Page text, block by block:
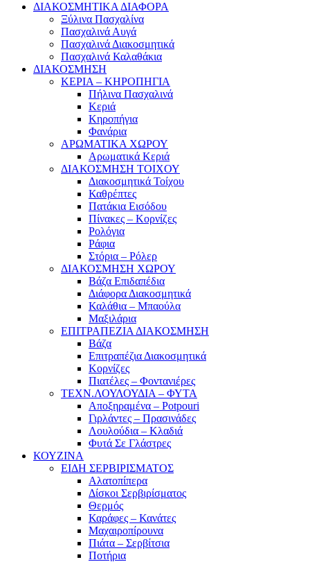
ΔΙΑΚΟΣΜΗΤΙΚΑ ΔΙΑΦΟΡΑ
Ξύλινα Πασχαλίνα
Πασχαλινά Αυγά
Πασχαλινά Διακοσμητικά
Πασχαλινά Καλαθάκια
ΔΙΑΚΟΣΜΗΣΗ
ΚΕΡΙΑ – ΚΗΡΟΠΗΓΙΑ
Πήλινα Πασχαλινά
Κεριά
Κηροπήγια
Φανάρια
ΑΡΩΜΑΤΙΚΑ ΧΩΡΟΥ
Αρωματικά Κεριά
ΔΙΑΚΟΣΜΗΣΗ ΤΟΙΧΟΥ
Διακοσμητικά Τοίχου
Καθρέπτες
Πατάκια Εισόδου
Πίνακες – Κορνίζες
Ρολόγια
Ράφια
Στόρια – Ρόλερ
ΔΙΑΚΟΣΜΗΣΗ ΧΩΡΟΥ
Βάζα Επιδαπέδια
Διάφορα Διακοσμητικά
Καλάθια – Μπαούλα
Μαξιλάρια
ΕΠΙΤΡΑΠΕΖΙΑ ΔΙΑΚΟΣΜΗΣΗ
Βάζα
Επιτραπέζια Διακοσμητικά
Κορνίζες
Πιατέλες – Φοντανιέρες
ΤΕΧΝ.ΛΟΥΛΟΥΔΙΑ – ΦΥΤΑ
Αποξηραμένα – Potpouri
Γιρλάντες – Πρασινάδες
Λουλούδια – Κλαδιά
Φυτά Σε Γλάστρες
ΚΟΥΖΙΝΑ
ΕΙΔΗ ΣΕΡΒΙΡΙΣΜΑΤΟΣ
Αλατοπίπερα
Δίσκοι Σερβιρίσματος
Θερμός
Καράφες – Κανάτες
Μαχαιροπίρουνα
Πιάτα – Σερβίτσια
Ποτήρια